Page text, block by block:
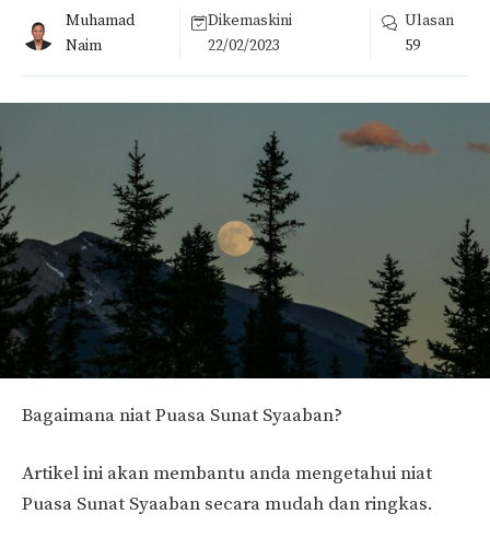
Muhamad
Naim
Dikemaskini
22/02/2023
Ulasan
59
Bagaimana niat Puasa Sunat Syaaban?
Artikel ini akan membantu anda mengetahui niat
Puasa Sunat Syaaban secara mudah dan ringkas.